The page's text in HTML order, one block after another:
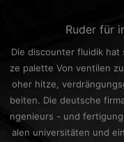
Ruder für
Die discounter fluidik hat
ze palette Von ventilen
oher hitze,
beiten. Die deutsche
ngenieurs - und
alen universitäten und